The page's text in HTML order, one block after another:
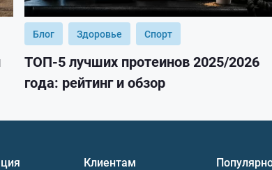
Блог Здоровье Спорт
ТОП-5 лучших протеинов 2025/2026
года: рейтинг и обзор
Клиентам